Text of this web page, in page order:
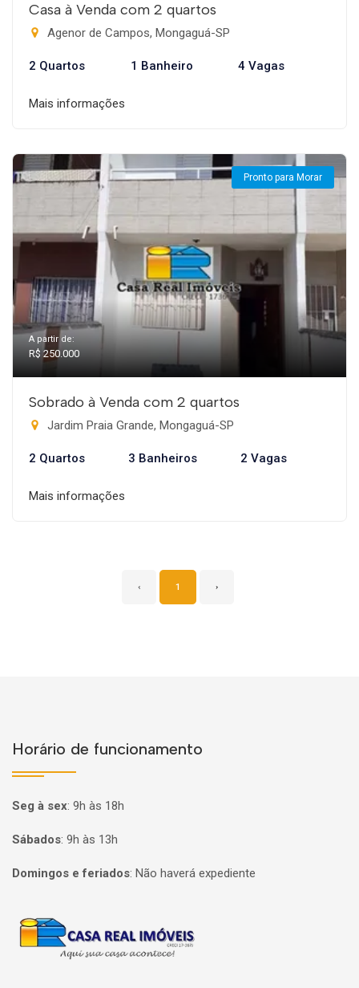
Casa à Venda com 2 quartos
Agenor de Campos, Mongaguá-SP
2 Quartos 1 Banheiro 4 Vagas
Mais informações
Pronto para Morar
A partir de:
R$ 250.000
Sobrado à Venda com 2 quartos
Jardim Praia Grande, Mongaguá-SP
2 Quartos 3 Banheiros 2 Vagas
Mais informações
‹ 1 ›
Horário de funcionamento
Seg à sex: 9h às 18h
Sábados: 9h às 13h
Domingos e feriados: Não haverá expediente
Página inicial